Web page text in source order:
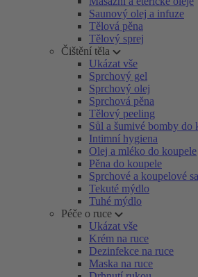
Saunový olej a infuze
Tělová pěna
Tělový sprej
Čištění těla
Ukázat vše
Sprchový gel
Sprchový olej
Sprchová pěna
Tělový peeling
Sůl a šumivé bomby do
Intimní hygiena
Olej a mléko do koupele
Pěna do koupele
Sprchové a koupelové
Tekuté mýdlo
Tuhé mýdlo
Péče o ruce
Ukázat vše
Krém na ruce
Dezinfekce na ruce
Maska na ruce